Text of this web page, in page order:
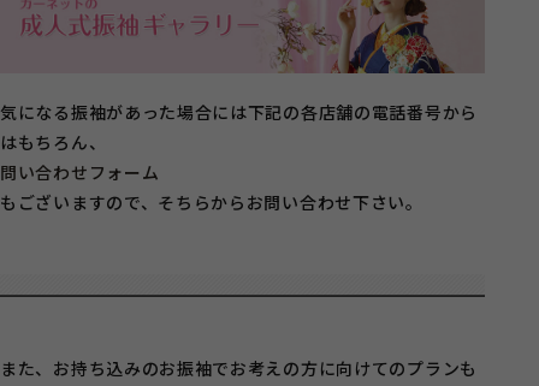
気になる振袖があった場合には下記の各店舗の電話番号から
はもちろん、
問い合わせフォーム
もございますので、そちらからお問い合わせ下さい。
また、お持ち込みのお振袖でお考えの方に向けてのプランも